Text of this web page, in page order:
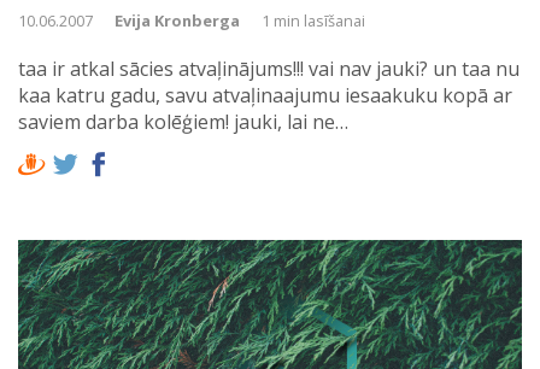
10.06.2007 Evija Kronberga 1 min lasīšanai
taa ir atkal sācies atvaļinājums!!! vai nav jauki? un taa nu
kaa katru gadu, savu atvaļinaajumu iesaakuku kopā ar
saviem darba kolēģiem! jauki, lai ne…